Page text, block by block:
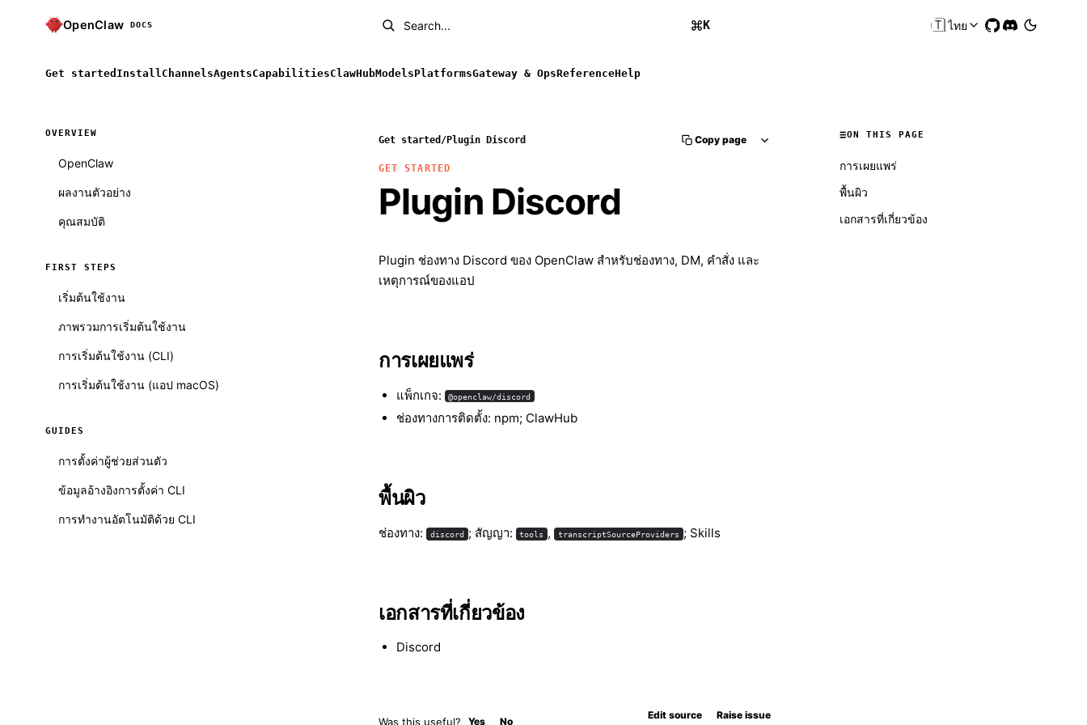
OpenClaw DOCS Search... K 🇹🇭ไทย
Get started Install ChannelsAgentsCapabilitiesClawHubModelsPlatformsGateway & OpsReferenceHelp
OVERVIEW
OpenClaw
ผลงานตัวอย่าง
คุณสมบัติ
FIRST STEPS
เริ่มต้นใช้งาน
ภาพรวมการเริ่มต้นใช้งาน
การเริ่มต้นใช้งาน (CLI)
การเริ่มต้นใช้งาน (แอป macOS)
GUIDES
การตั้งค่าผู้ช่วยส่วนตัว
ข้อมูลอ้างอิงการตั้งค่า CLI
การทำงานอัตโนมัติด้วย CLI
Get started /Plugin Discord Copy page
GET STARTED
Plugin Discord
Plugin ช่องทาง Discord ของ OpenClaw สำหรับช่องทาง, DM, คำสั่ง และ
เหตุการณ์ของแอป
การเผยแพร่
แพ็กเกจ: @openclaw/discord
ช่องทางการติดตั้ง: npm; ClawHub
พื้นผิว
ช่องทาง: discord ; สัญญา: tools , transcriptSourceProviders ; Skills
เอกสารที่เกี่ยวข้อง
Discord
Was this useful? Yes No
Edit source Raise issue
ON THIS PAGE
การเผยแพร่
พื้นผิว
เอกสารที่เกี่ยวข้อง